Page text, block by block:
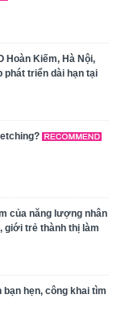
Hoàn Kiếm, Hà Nội,
phát triển dài hạn tại
của năng lượng nhân
giới trẻ thành thị làm
hẹn, công khai tìm